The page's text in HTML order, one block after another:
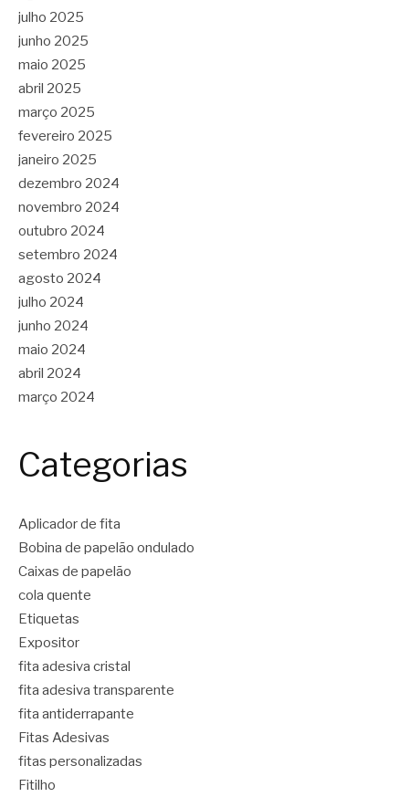
julho 2025
junho 2025
maio 2025
abril 2025
março 2025
fevereiro 2025
janeiro 2025
dezembro 2024
novembro 2024
outubro 2024
setembro 2024
agosto 2024
julho 2024
junho 2024
maio 2024
abril 2024
março 2024
Categorias
Aplicador de fita
Bobina de papelão ondulado
Caixas de papelão
cola quente
Etiquetas
Expositor
fita adesiva cristal
fita adesiva transparente
fita antiderrapante
Fitas Adesivas
fitas personalizadas
Fitilho